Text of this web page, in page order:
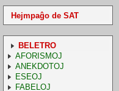
Hejmpaĝo de SAT
BELETRO
AFORISMOJ
ANEKDOTOJ
ESEOJ
FABELOJ